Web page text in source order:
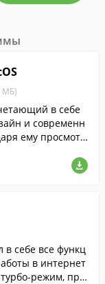
МБ)
в себе
и современн
ему просмотр
в себе все функц
в интернет
режим, про